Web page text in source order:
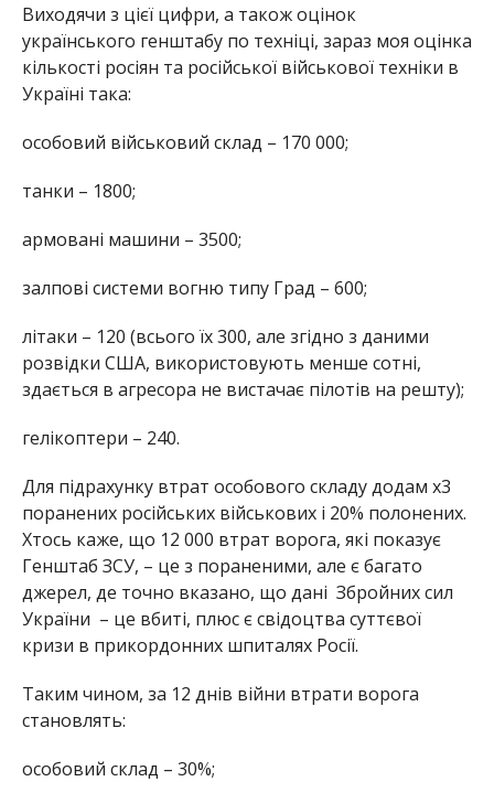
Виходячи з цієї цифри, а також оцінок
українського генштабу по техніці, зараз моя оцінка
кількості росіян та російської військової техніки в
Україні така:
особовий військовий склад – 170 000;
танки – 1800;
армовані машини – 3500;
залпові системи вогню типу Град – 600;
літаки – 120 (всього їх 300, але згідно з даними
розвідки США, використовують менше сотні,
здається в агресора не вистачає пілотів на решту);
гелікоптери – 240.
Для підрахунку втрат особового складу додам x3
поранених російських військових і 20% полонених.
Хтось каже, що 12 000 втрат ворога, які показує
Генштаб ЗСУ, – це з пораненими, але є багато
джерел, де точно вказано, що дані Збройних сил
України – це вбиті, плюс є свідоцтва суттєвої
кризи в прикордонних шпиталях Росії.
Таким чином, за 12 днів війни втрати ворога
становлять:
особовий склад – 30%;